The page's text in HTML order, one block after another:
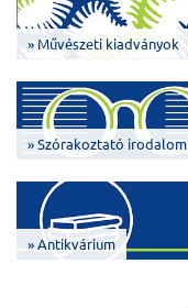
» Művészeti kiadványok
» Szórakoztató irodalom
» Antikvárium